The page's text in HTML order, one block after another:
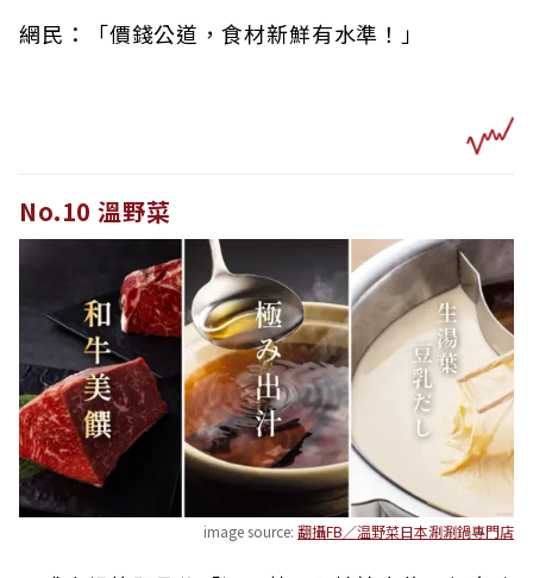
網民：「價錢公道，食材新鮮有水準！」
No.10 溫野菜
image source: 翻攝FB／温野菜日本涮涮鍋專門店